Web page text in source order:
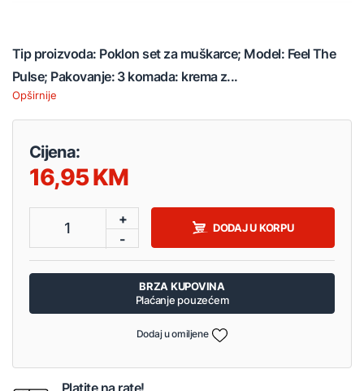
Tip proizvoda: Poklon set za muškarce; Model: Feel The
Pulse; Pakovanje: 3 komada: krema z...
Opširnije
Cijena:
16,95
1
+
-
DODAJ U KORPU
BRZA KUPOVINA
Plaćanje pouzećem
Dodaj u omiljene
Platite na rate!